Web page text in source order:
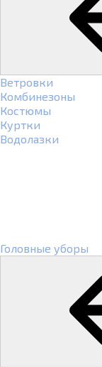
Ветровки
Комбинезоны
Костюмы
Куртки
Водолазки
Головные уборы